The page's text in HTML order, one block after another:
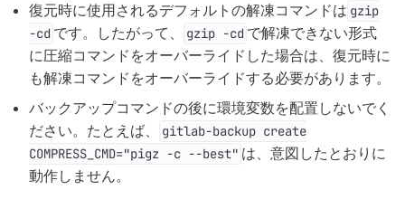
復元時に使用されるデフォルトの解凍コマンドは gzip
-cd です。したがって、 gzip -cd で解凍できない形式
に圧縮コマンドをオーバーライドした場合は、復元時に
も解凍コマンドをオーバーライドする必要があります。
バックアップコマンドの後に環境変数を配置しないでく
ださい。たとえば、
gitlab-backup create
COMPRESS_CMD="pigz -c --best" は、意図したとおりに
動作しません。